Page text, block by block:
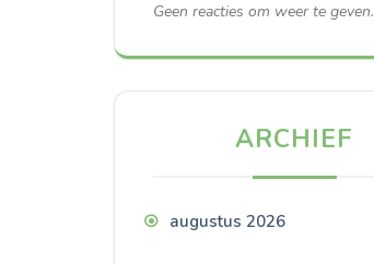
Geen reacties om weer te geven.
ARCHIEF
augustus 2026